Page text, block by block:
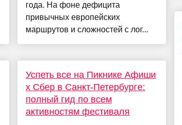
года. На фоне дефицита
привычных европейских
маршрутов и сложностей с лог...
Успеть все на Пикнике Афиши
x Сбер в Санкт-Петербурге:
полный гид по всем
активностям фестиваля